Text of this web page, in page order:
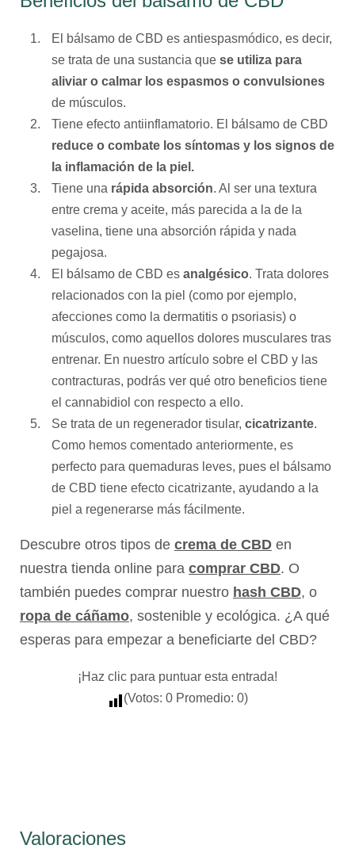
El bálsamo de CBD es antiespasmódico, es decir,
se trata de una sustancia que se utiliza para
aliviar o calmar los espasmos o convulsiones
de músculos.
Tiene efecto antiinflamatorio. El bálsamo de CBD
reduce o combate los síntomas y los signos de
la inflamación de la piel.
Tiene una rápida absorción. Al ser una textura
entre crema y aceite, más parecida a la de la
vaselina, tiene una absorción rápida y nada
pegajosa.
El bálsamo de CBD es analgésico. Trata dolores
relacionados con la piel (como por ejemplo,
afecciones como la dermatitis o psoriasis) o
músculos, como aquellos dolores musculares tras
entrenar. En nuestro artículo sobre el CBD y las
contracturas, podrás ver qué otro beneficios tiene
el cannabidiol con respecto a ello.
Se trata de un regenerador tisular, cicatrizante.
Como hemos comentado anteriormente, es
perfecto para quemaduras leves, pues el bálsamo
de CBD tiene efecto cicatrizante, ayudando a la
piel a regenerarse más fácilmente.
Descubre otros tipos de crema de CBD en
nuestra tienda online para comprar CBD. O
también puedes comprar nuestro hash CBD, o
ropa de cáñamo, sostenible y ecológica. ¿A qué
esperas para empezar a beneficiarte del CBD?
¡Haz clic para puntuar esta entrada!
(Votos: 0Promedio: 0)
Valoraciones